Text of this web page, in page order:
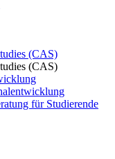
(CAS)
(CAS)
für Studierende